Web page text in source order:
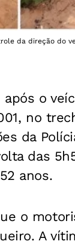
da direção do
o
no
da
das
anos.
o
A